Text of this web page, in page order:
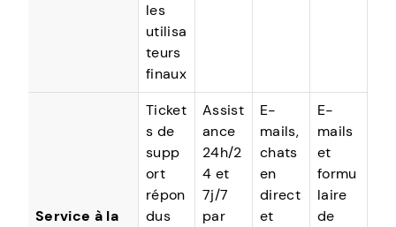
les
utilisa
teurs
finaux
Service à la
Ticket
s de
supp
ort
répon
dus
Assist
ance
24h/2
4 et
7j/7
par
E-
mails,
chats
en
direct
et
E-
mails
et
formu
laire
de